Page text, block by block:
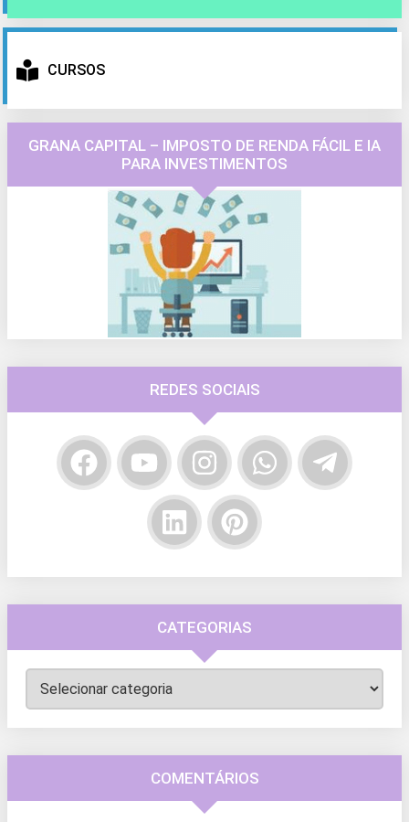
CURSOS
GRANA CAPITAL – IMPOSTO DE RENDA FÁCIL E IA
PARA INVESTIMENTOS
REDES SOCIAIS
CATEGORIAS
Categorias
COMENTÁRIOS